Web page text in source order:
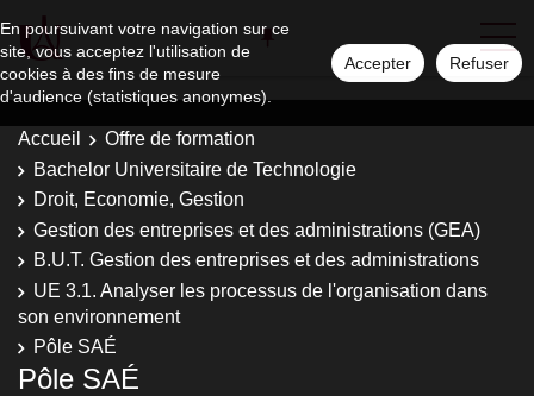
En poursuivant votre navigation sur ce
site, vous acceptez l'utilisation de
cookies à des fins de mesure
d'audience (statistiques anonymes).
Accepter Refuser
Accueil
Offre de formation
Bachelor Universitaire de Technologie
Droit, Economie, Gestion
Gestion des entreprises et des administrations (GEA)
B.U.T. Gestion des entreprises et des administrations
UE 3.1. Analyser les processus de l'organisation dans
son environnement
Pôle SAÉ
Pôle SAÉ